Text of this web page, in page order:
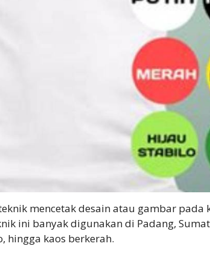
mencetak desain atau gambar
ini banyak digunakan di Padang,
hingga kaos berkerah.